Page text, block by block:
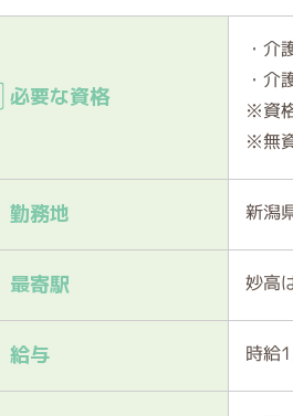
必要な資格
・介
・介
※資
※無
勤務地 新潟
最寄駅 妙高
給与 時給